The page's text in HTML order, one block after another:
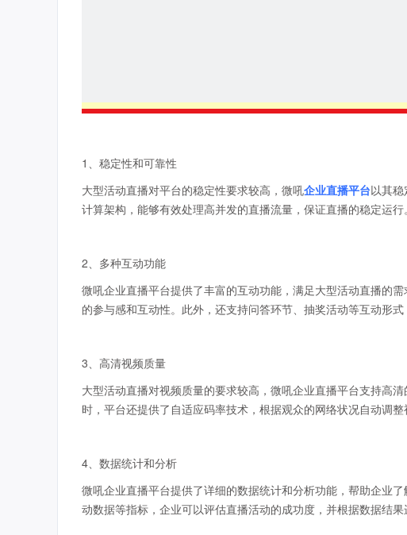
1、稳定性和可靠性
大型活动直播对平台的稳定性要求较高，微吼企业直播平台以其
计算架构，能够有效处理高并发的直播流量，保证直播的稳定运行。
2、多种互动功能
微吼企业直播平台提供了丰富的互动功能，满足大型活动直播的
的参与感和互动性。此外，还支持问答环节、抽奖活动等互动形式
3、高清视频质量
大型活动直播对视频质量的要求较高，微吼企业直播平台支持高
时，平台还提供了自适应码率技术，根据观众的网络状况自动调
4、数据统计和分析
微吼企业直播平台提供了详细的数据统计和分析功能，帮助企业
动数据等指标，企业可以评估直播活动的成功度，并根据数据结果